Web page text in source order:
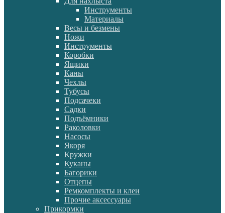
Инструменты
Материалы
Весы и безмены
Ножи
Инструменты
Коробки
Ящики
Каны
Чехлы
Тубусы
Подсачеки
Садки
Подъёмники
Раколовки
Насосы
Якоря
Кружки
Куканы
Багорики
Отцепы
Ремкомплекты и клеи
Прочие аксессуары
Прикормки